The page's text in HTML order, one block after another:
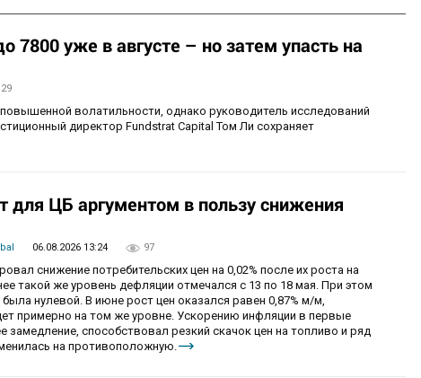
7800 уже в августе – но затем упасть на
29
волатильности, однако руководитель исследований
директор Fundstrat Capital Том Ли сохраняет
для ЦБ аргументом в пользу снижения
06.08.2026 13:24 97
снижение потребительских цен на 0,02% после их роста на
такой же уровень дефляции отмечался с 13 по 18 мая. При этом
нулевой. В июне рост цен оказался равен 0,87% м/м,
примерно на том же уровне. Ускорению инфляции в первые
замедление, способствовал резкий скачок цен на топливо и ряд
на противоположную.